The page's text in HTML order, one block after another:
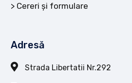
Cereri și formulare
Adresă
Strada Libertatii Nr.292